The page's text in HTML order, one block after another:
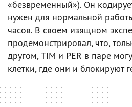
«безвременный»). Он
нужен для нормальной
часов. В своем изящном
продемонстрировал, что,
другом, TIM и PER в паре
клетки, где они и блокируют